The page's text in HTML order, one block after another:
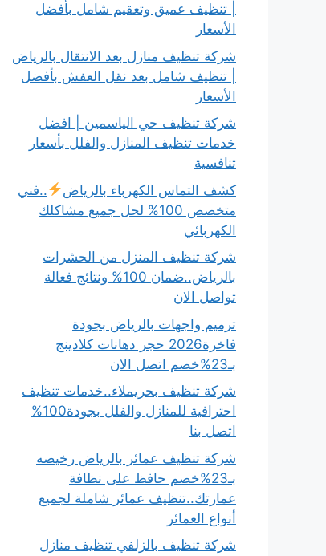
| تنظيف عميق وتعقيم شامل بأفضل
الأسعار
شركة تنظيف منازل بعد الانتقال بالرياض
| تنظيف شامل بعد نقل العفش بأفضل
الأسعار
شركة تنظيف حي الياسمين | افضل
خدمات تنظيف المنازل والفلل بأسعار
تنافسية
كشف التماس الكهرباء بالرياض
..فني
متخصص 100% لحل جميع مشاكلك
الكهربائي
شركة تنظيف المنزل من الحشرات
بالرياض..ضمان 100% ونتائج فعالة
تواصل الان
ترميم واجهات بالرياض بجودة
فاخرة2026 حجر دهانات كلادينج
بـ23%خصم اتصل الان
شركة تنظيف بحريملاء..خدمات تنظيف
احترافية للمنازل والفلل بجودة100%
اتصل بنا
شركة تنظيف عمائر بالرياض رخيصه
بـ23%خصم حافظ على نظافة
عمارتك..تنظيف عمائر شاملة لجميع
أنواع العمائر
شركة تنظيف بالزلفي تنظيف منازل